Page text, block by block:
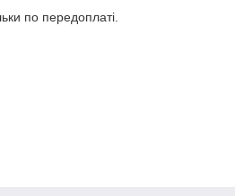
по передоплаті.